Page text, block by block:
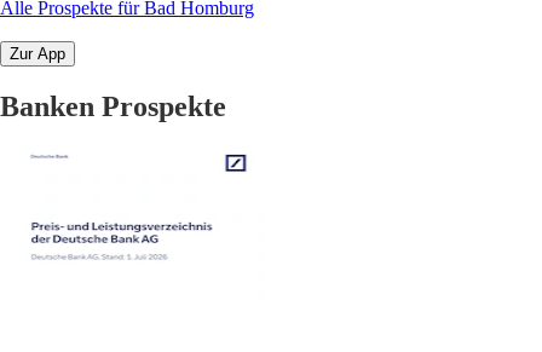
Alle Prospekte für Bad Homburg
Zur App
Banken Prospekte